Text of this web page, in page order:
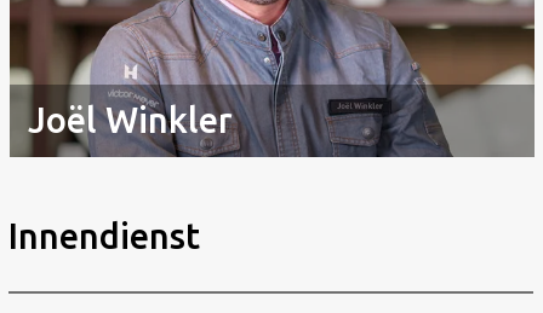
Joël Winkler
Innendienst